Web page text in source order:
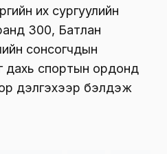
их сургуулийн
300, Батлан
сонсогчдын
дахь спортын ордонд
ор дэлгэхээр бэлдэж